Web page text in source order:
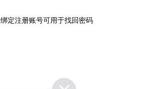
定注册账号可用于找回密码